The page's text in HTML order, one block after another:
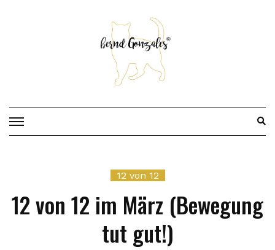
12 von 12
12 von 12 im März (Bewegung
tut gut!)